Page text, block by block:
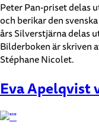
Peter Pan-priset delas
och berikar den
års Silverstjärna delas
Bilderboken är skriven
Stéphane Nicolet.
Eva Apelqvist